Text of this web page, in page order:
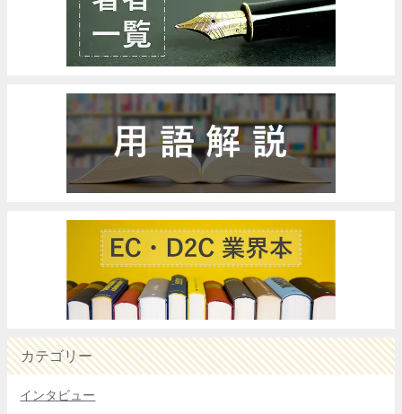
カテゴリー
インタビュー